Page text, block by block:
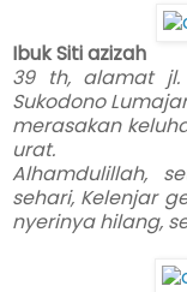
Ibuk Siti azizah
39 th, alamat jl.
Sukodono
merasakan
urat.
Alhamdulillah,
sehari, Kelenjar
nyerinya hilang,